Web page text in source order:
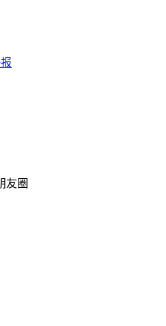
友圈